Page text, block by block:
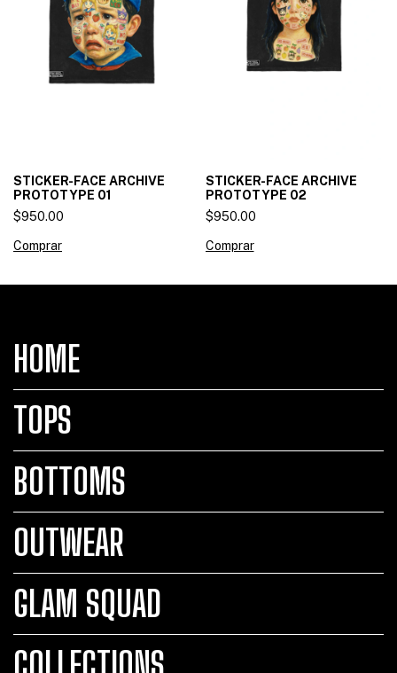
STICKER-FACE ARCHIVE
PROTOTYPE 01
$950.00
Comprar
STICKER-FACE ARCHIVE
PROTOTYPE 02
$950.00
Comprar
HOME
TOPS
BOTTOMS
OUTWEAR
GLAM SQUAD